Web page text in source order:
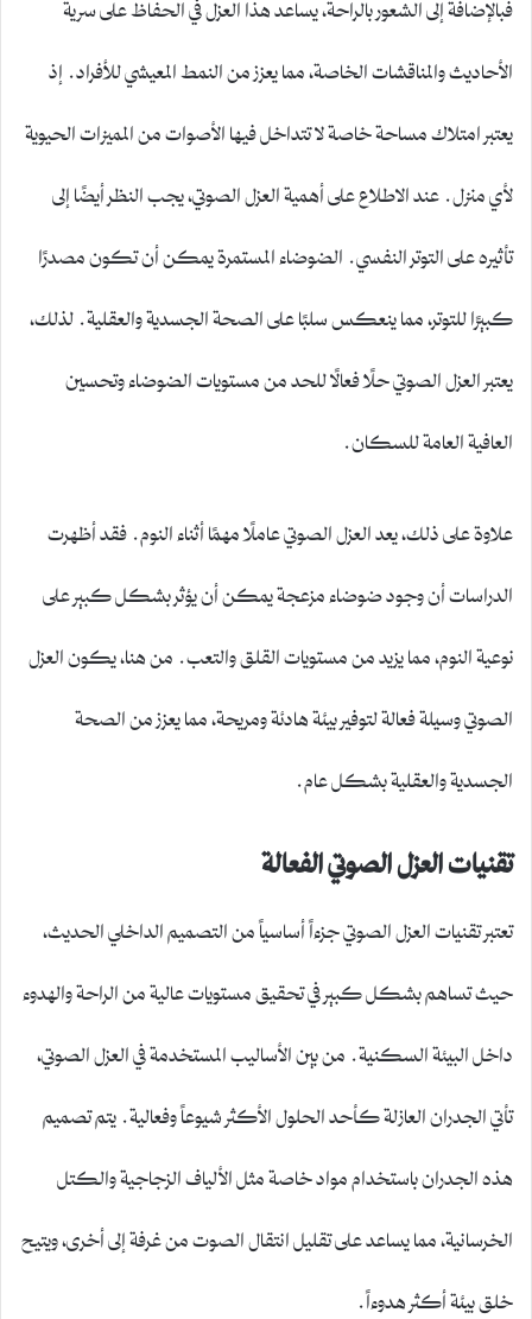
الأحاديث والمناقشات الخاصة، مما يعزز من النمط المعيشي للأفراد. إذ
يعتبر امتلاك مساحة خاصة لا تتداخل فيها الأصوات من المميزات الحيوية
لأي منزل. عند الاطلاع على أهمية العزل الصوتي، يجب النظر أيضًا إلى
تأثيره على التوتر النفسي. الضوضاء المستمرة يمكن أن تكون مصدرًا
كبيرًا للتوتر، مما ينعكس سلبًا على الصحة الجسدية والعقلية. لذلك،
يعتبر العزل الصوتي حلًا فعالًا للحد من مستويات الضوضاء وتحسين
العافية العامة للسكان.
علاوة على ذلك، يعد العزل الصوتي عاملًا مهمًا أثناء النوم. فقد أظهرت
الدراسات أن وجود ضوضاء مزعجة يمكن أن يؤثر بشكل كبير على
نوعية النوم، مما يزيد من مستويات القلق والتعب. من هنا، يكون العزل
الصوتي وسيلة فعالة لتوفير بيئة هادئة ومريحة، مما يعزز من الصحة
الجسدية والعقلية بشكل عام.
تقنيات العزل الصوتي الفعالة
تعتبر تقنيات العزل الصوتي جزءاً أساسياً من التصميم الداخلي الحديث،
حيث تساهم بشكل كبير في تحقيق مستويات عالية من الراحة والهدوء
داخل البيئة السكنية. من بين الأساليب المستخدمة في العزل الصوتي،
تأتي الجدران العازلة كأحد الحلول الأكثر شيوعاً وفعالية. يتم تصميم
هذه الجدران باستخدام مواد خاصة مثل الألياف الزجاجية والكتل
الخرسانية، مما يساعد على تقليل انتقال الصوت من غرفة إلى أخرى، ويتيح
خلق بيئة أكثر هدوءاً.